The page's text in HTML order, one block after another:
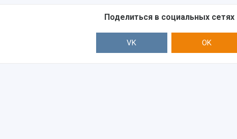
Поделиться в социальных сетях
VK OK